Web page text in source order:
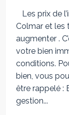
Les prix de
Colmar et les
augmenter .
votre bien
conditions.
bien, vous
être rappelé :
gestion...